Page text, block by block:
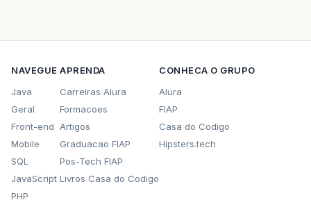
NAVEGUE
Java
Geral
Front-end
Mobile
SQL
JavaScript
PHP
APRENDA
Carreiras Alura
Formacoes
Artigos
Graduacao FIAP
Pos-Tech FIAP
Livros Casa do Codigo
CONHECA O GRUPO
Alura
FIAP
Casa do Codigo
Hipsters.tech